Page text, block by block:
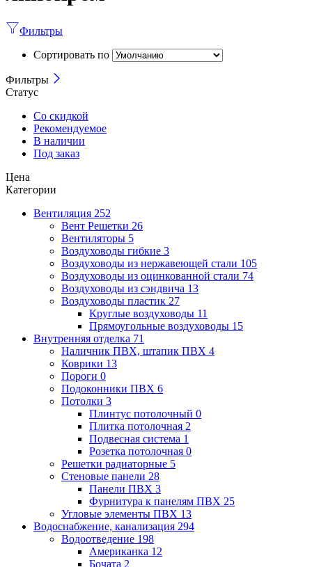
Фильтры
Сортировать по
Фильтры
Статус
Со скидкой
Рекомендуемое
В наличии
Под заказ
Цена
Категории
Вентиляция 252
Вент Решетки 26
Вентиляторы 5
Воздуховоды гибкие 3
Воздуховоды из нержавеющей стали 105
Воздуховоды из оцинкованной стали 74
Воздуховоды из сэндвича 13
Воздуховоды пластик 27
Круглые воздуховоды 11
Прямоугольные воздуховоды 15
Внутренняя отделка 71
Наличник ПВХ, штапик ПВХ 4
Коврики 13
Пороги 0
Подоконники ПВХ 6
Потолки 3
Плинтус потолочный 0
Плитка потолочная 2
Подвесная система 1
Розетка потолочная 0
Решетки радиаторные 5
Стеновые панели 28
Панели ПВХ 3
Фурнитура к панелям ПВХ 25
Угловые элементы ПВХ 13
Водоснабжение, канализация 294
Водоотведение 198
Американка 12
Бочата 2